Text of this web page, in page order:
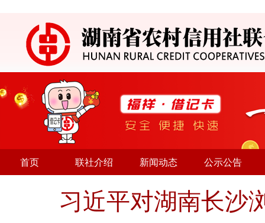
首页 联社介绍 新闻动态 公示公告
习近平对湖南长沙